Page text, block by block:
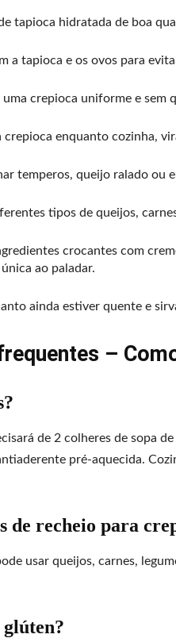
tapioca hidratada de boa
a tapioca e os ovos para
uma crepioca uniforme e sem
crepioca enquanto cozinha,
temperos, queijo ralado ou
tipos de queijos,
crocantes com
ao paladar.
ainda estiver quente e
–
de 2 colheres de sopa
pré-aquecida.
de recheio para
usar queijos, carnes,
glúten?